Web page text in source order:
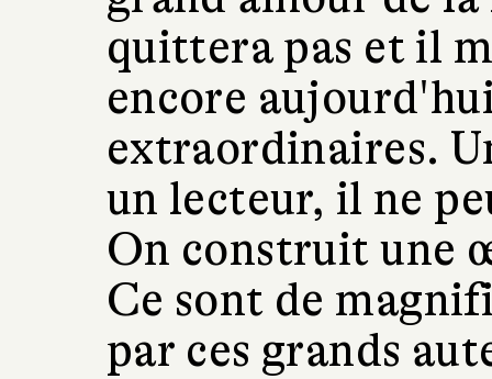
quittera pas et il
encore
extraordinaires.
un lecteur, il ne
On construit une
Ce sont de
par ces grands